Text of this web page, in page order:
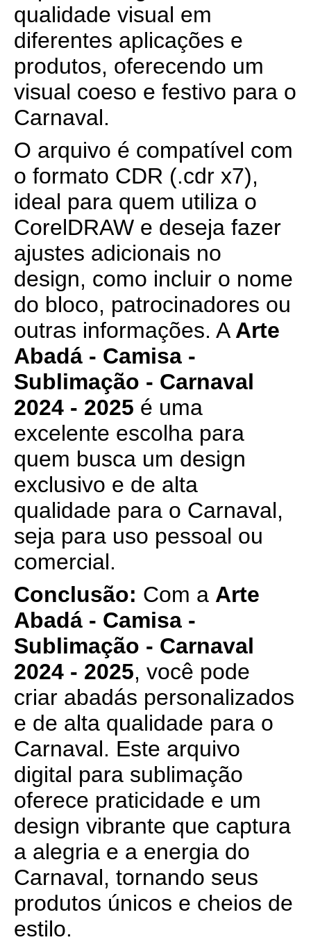
qualidade visual em
diferentes aplicações e
produtos, oferecendo um
visual coeso e festivo para o
Carnaval.
O arquivo é compatível com
o formato CDR (.cdr x7),
ideal para quem utiliza o
CorelDRAW e deseja fazer
ajustes adicionais no
design, como incluir o nome
do bloco, patrocinadores ou
outras informações. A Arte
Abadá - Camisa -
Sublimação - Carnaval
2024 - 2025 é uma
excelente escolha para
quem busca um design
exclusivo e de alta
qualidade para o Carnaval,
seja para uso pessoal ou
comercial.
Conclusão: Com a Arte
Abadá - Camisa -
Sublimação - Carnaval
2024 - 2025, você pode
criar abadás personalizados
e de alta qualidade para o
Carnaval. Este arquivo
digital para sublimação
oferece praticidade e um
design vibrante que captura
a alegria e a energia do
Carnaval, tornando seus
produtos únicos e cheios de
estilo.